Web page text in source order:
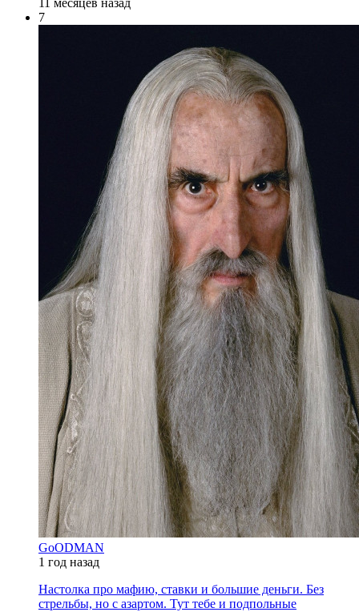
7
GoODMAN
1 год назад
Настолка про мафию, ставки и большие деньги. Без
стрельбы, но с азартом. Тут тебе и подпольные